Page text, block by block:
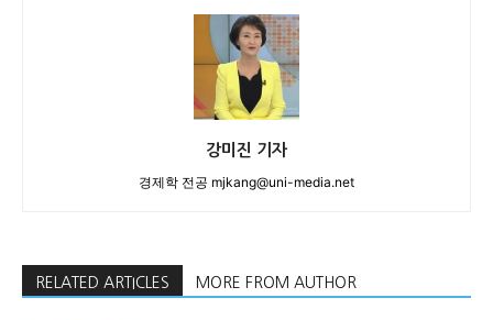
강미진 기자
경제학 전공 mjkang@uni-media.net
RELATED ARTICLES MORE FROM AUTHOR